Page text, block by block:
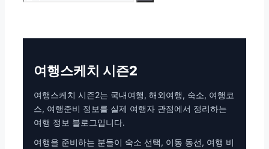
여행스케치 시즌2
여행스케치 시즌2는 국내여행, 해외여행, 숙소, 여행코
스, 여행준비 정보를 실제 여행자 관점에서 정리하는
여행 정보 블로그입니다.
여행을 준비하는 분들이 숙소 선택, 이동 동선, 여행 비